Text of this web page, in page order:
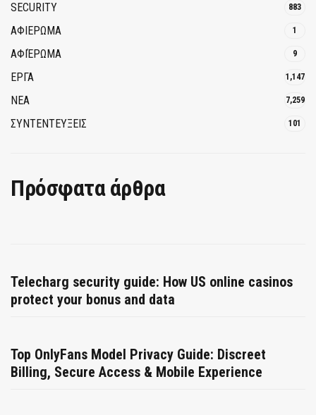
SECURITY 883
ΑΦΙΕΡΩΜΑ 1
ΑΦΙΈΡΩΜΑ 9
ΕΡΓΑ 1,147
ΝΕΑ 7,259
ΣΥΝΤΕΝΤΕΥΞΕΙΣ 101
Πρόσφατα άρθρα
Telecharg security guide: How US online casinos
protect your bonus and data
Top OnlyFans Model Privacy Guide: Discreet
Billing, Secure Access & Mobile Experience